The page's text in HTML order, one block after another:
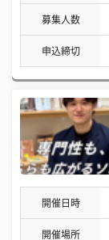
募集人数
申込締切
開催日時
開催場所